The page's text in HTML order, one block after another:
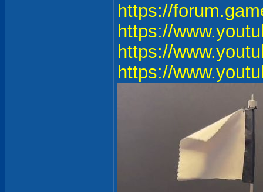
https://
https://
https://
https://